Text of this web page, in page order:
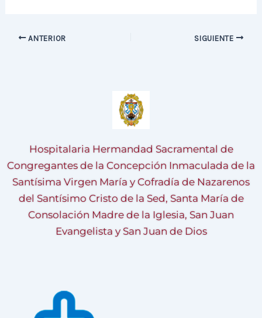
ANTERIOR SIGUIENTE
Hospitalaria Hermandad Sacramental de
Congregantes de la Concepción Inmaculada de la
Santísima Virgen María y Cofradía de Nazarenos
del Santísimo Cristo de la Sed, Santa María de
Consolación Madre de la Iglesia, San Juan
Evangelista y San Juan de Dios